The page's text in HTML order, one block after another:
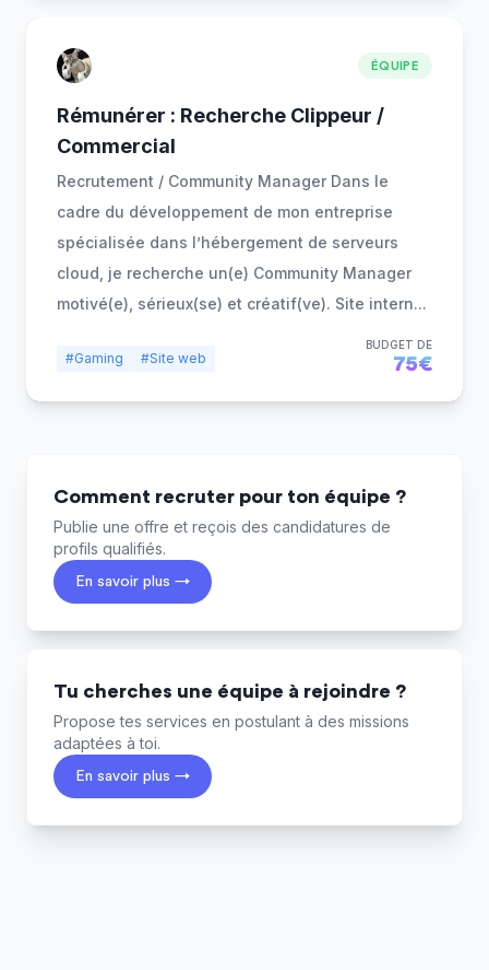
ÉQUIPE
Rémunérer : Recherche Clippeur /
Commercial
Recrutement / Community Manager Dans le
cadre du développement de mon entreprise
spécialisée dans l’hébergement de serveurs
cloud, je recherche un(e) Community Manager
motivé(e), sérieux(se) et créatif(ve). Site intern...
#Gaming #Site web
BUDGET DE
75€
Comment recruter pour ton équipe ?
Publie une offre et reçois des candidatures de
profils qualifiés.
En savoir plus →
Tu cherches une équipe à rejoindre ?
Propose tes services en postulant à des missions
adaptées à toi.
En savoir plus →